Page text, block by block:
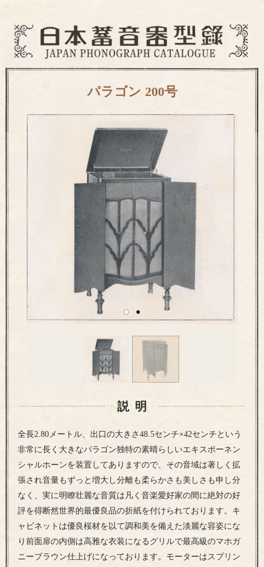
パラゴン 200号
説明
全長2.80メートル、出口の大きさ48.5センチ×42センチという
非常に長く大きなパラゴン独特の素晴らしいエキスポーネン
シャルホーンを装置してありますので、その音域は著しく拡
張され音量もずっと増大し分離も柔らかさも美しさも申し分
なく、実に明瞭壮麗な音質は凡く音楽愛好家の間に絶対の好
評を得断然世界的最優良品の折紙を付けられております。キ
ャビネットは優良桜材を以て調和美を備えた淡麗な容姿にな
り前面扉の内側は高雅な衣装になるグリルで最高級のマホガ
ニーブラウン仕上げになっております。モーターはスプリン